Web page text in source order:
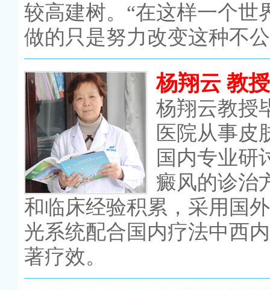
较高建树。“在这样一个世
做的只是努力改变这种不
杨翔云 教授
杨翔云教授
医院从事皮
国内专业研
癜风的诊治
和临床经验积累，采用国
光系统配合国内疗法中西
著疗效。